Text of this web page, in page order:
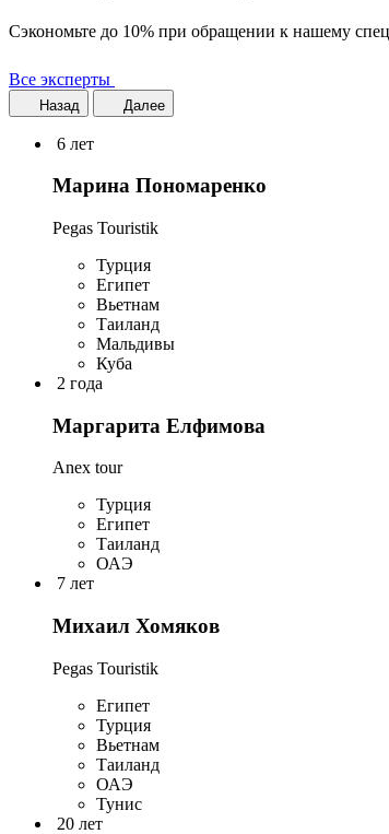
Сэкономьте до 10% при обращении к нашему
Все эксперты
Назад Далее
6 лет
Марина Пономаренко
Pegas Touristik
Турция
Египет
Вьетнам
Таиланд
Мальдивы
Куба
2 года
Маргарита Елфимова
Anex tour
Турция
Египет
Таиланд
ОАЭ
7 лет
Михаил Хомяков
Pegas Touristik
Египет
Турция
Вьетнам
Таиланд
ОАЭ
Тунис
20 лет